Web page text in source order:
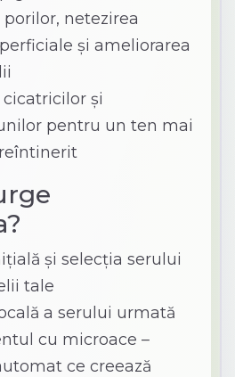
porilor, netezirea
și ameliorarea
și
pentru un ten mai
și selecția serului
tale
a serului urmată
cu microace –
ce creează